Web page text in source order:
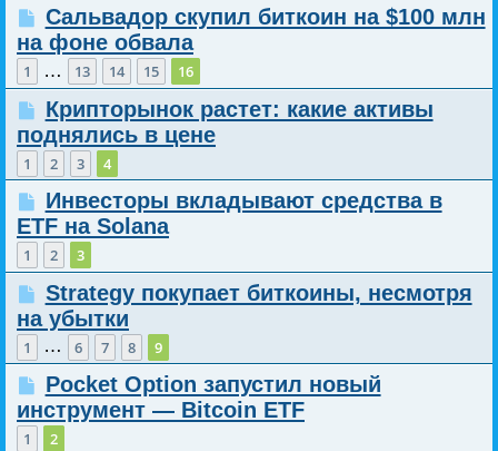
Сальвадор скупил биткоин на $100 млн
на фоне обвала
1 … 13 14 15 16
Крипторынок растет: какие активы
поднялись в цене
1 2 3 4
Инвесторы вкладывают средства в
ETF на Solana
1 2 3
Strategy покупает биткоины, несмотря
на убытки
1 … 6 7 8 9
Pocket Option запустил новый
инструмент — Bitcoin ETF
1 2